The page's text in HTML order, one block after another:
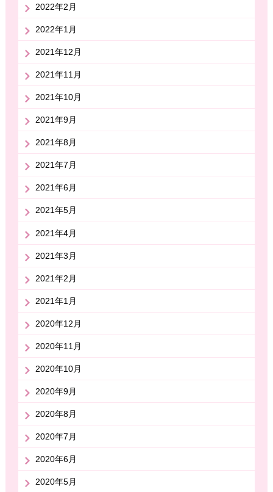
2022年2月
2022年1月
2021年12月
2021年11月
2021年10月
2021年9月
2021年8月
2021年7月
2021年6月
2021年5月
2021年4月
2021年3月
2021年2月
2021年1月
2020年12月
2020年11月
2020年10月
2020年9月
2020年8月
2020年7月
2020年6月
2020年5月